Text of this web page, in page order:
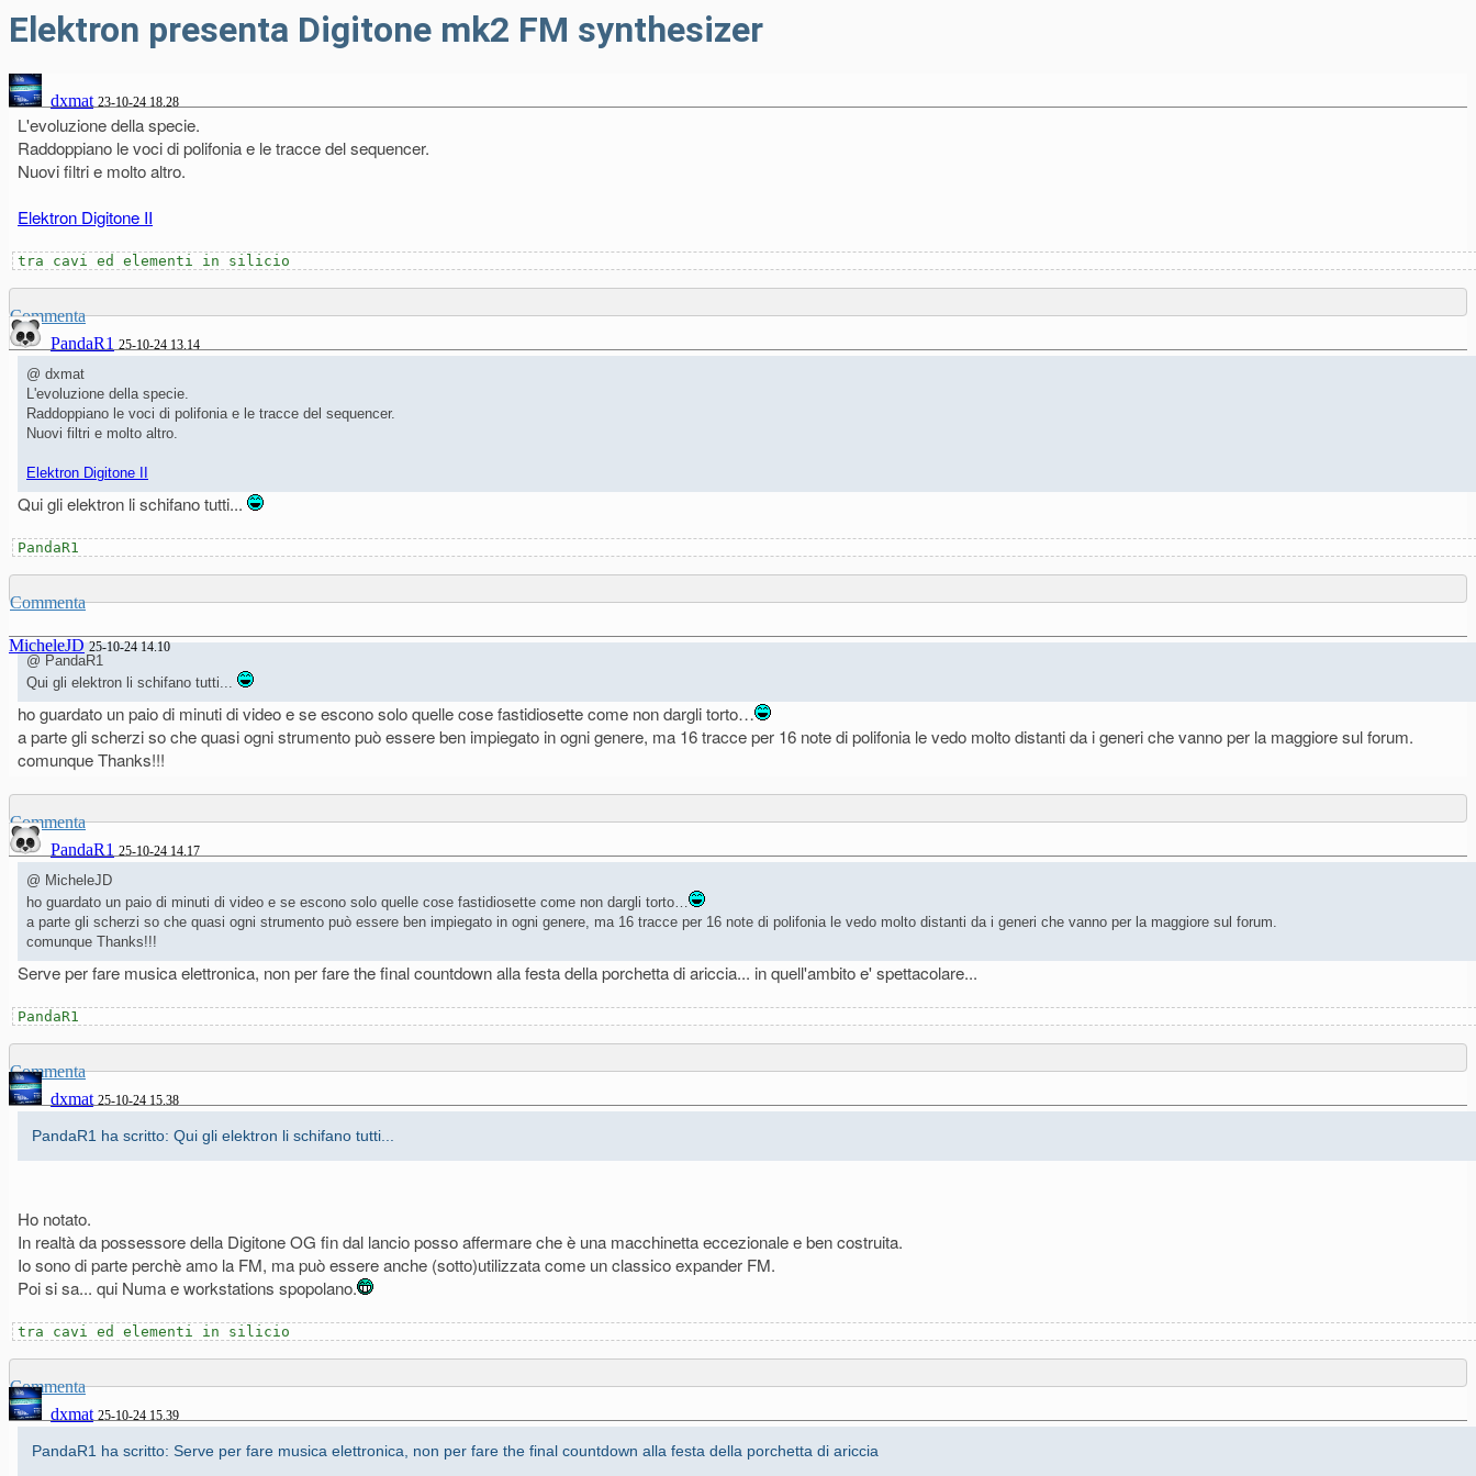
Elektron presenta Digitone mk2 FM synthesizer
dxmat 23-10-24 18.28
L'evoluzione della specie.
Raddoppiano le voci di polifonia e le tracce del sequencer.
Nuovi filtri e molto altro.
Elektron Digitone II
tra cavi ed elementi in silicio
Commenta
PandaR1 25-10-24 13.14
@ dxmat
L'evoluzione della specie.
Raddoppiano le voci di polifonia e le tracce del sequencer.
Nuovi filtri e molto altro.
Elektron Digitone II
Qui gli elektron li schifano tutti...
PandaR1
Commenta
MicheleJD 25-10-24 14.10
@ PandaR1
Qui gli elektron li schifano tutti...
ho guardato un paio di minuti di video e se escono solo quelle cose fastidiosette come non dargli torto…
a parte gli scherzi so che quasi ogni strumento può essere ben impiegato in ogni genere, ma 16 tracce per 16 note di polifonia le vedo molto distanti da i generi che vanno per la maggiore sul forum.
comunque Thanks!!!
Commenta
PandaR1 25-10-24 14.17
@ MicheleJD
ho guardato un paio di minuti di video e se escono solo quelle cose fastidiosette come non dargli torto…
a parte gli scherzi so che quasi ogni strumento può essere ben impiegato in ogni genere, ma 16 tracce per 16 note di polifonia le vedo molto distanti da i generi che vanno per la maggiore sul forum.
comunque Thanks!!!
Serve per fare musica elettronica, non per fare the final countdown alla festa della porchetta di ariccia... in quell'ambito e' spettacolare...
PandaR1
Commenta
dxmat 25-10-24 15.38
PandaR1 ha scritto: Qui gli elektron li schifano tutti...
Ho notato.
In realtà da possessore della Digitone OG fin dal lancio posso affermare che è una macchinetta eccezionale e ben costruita.
Io sono di parte perchè amo la FM, ma può essere anche (sotto)utilizzata come un classico expander FM.
Poi si sa... qui Numa e workstations spopolano.
tra cavi ed elementi in silicio
Commenta
dxmat 25-10-24 15.39
PandaR1 ha scritto: Serve per fare musica elettronica, non per fare the final countdown alla festa della porchetta di ariccia